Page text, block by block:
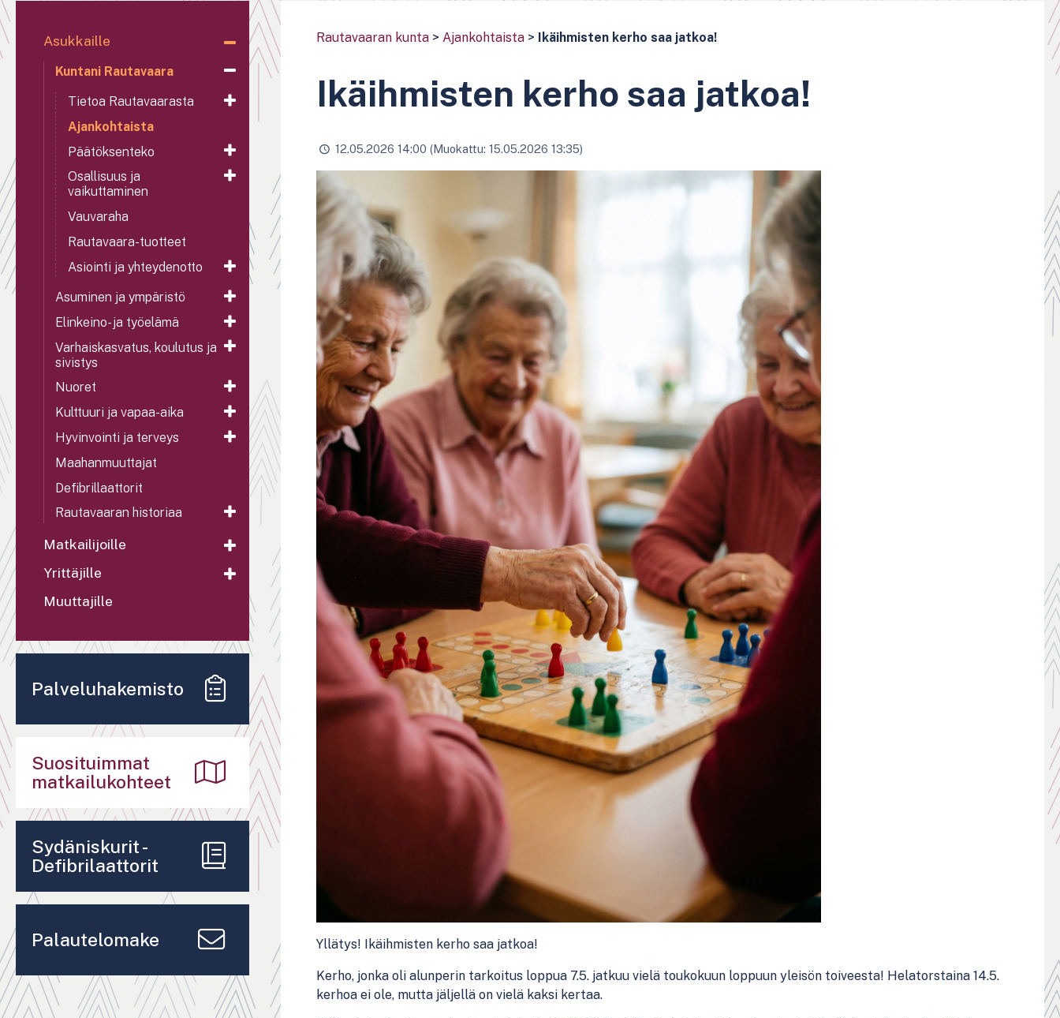
Rautavaaran kunta > Ajankohtaista > Ikäihmisten kerho saa jatkoa!
Ikäihmisten kerho saa jatkoa!
12.05.2026 14:00 (Muokattu: 15.05.2026 13:35)
Yllätys! Ikäihmisten kerho saa jatkoa!
Kerho, jonka oli alunperin tarkoitus loppua 7.5. jatkuu vielä toukokuun loppuun yleisön toiveesta! Helatorstaina 14.5.
kerhoa ei ole, mutta jäljellä on vielä kaksi kertaa.
Asukkaille
Kuntani Rautavaara
Tietoa Rautavaarasta
Ajankohtaista
Päätöksenteko
Osallisuus ja
vaikuttaminen
Vauvaraha
Rautavaara-tuotteet
Asiointi ja yhteydenotto
Asuminen ja ympäristö
Elinkeino- ja työelämä
Varhaiskasvatus, koulutus ja
sivistys
Nuoret
Kulttuuri ja vapaa-aika
Hyvinvointi ja terveys
Maahanmuuttajat
Defibrillaattorit
Rautavaaran historiaa
Matkailijoille
Yrittäjille
Muuttajille
Palveluhakemisto
Suosituimmat
matkailukohteet
Sydäniskurit -
Defibrilaattorit
Palautelomake